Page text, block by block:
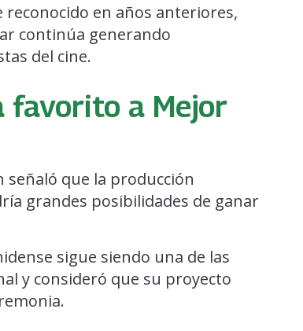
en años anteriores,
continúa generando
del cine.
favorito a Mejor
señaló que la producción
grandes posibilidades de ganar
sigue siendo una de las
y consideró que su proyecto